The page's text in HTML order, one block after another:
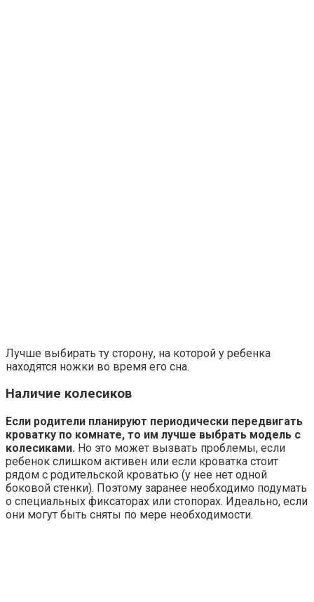
Лучше выбирать ту сторону, на которой у ребенка
находятся ножки во время его сна.
Наличие колесиков
Если родители планируют периодически передвигать
кроватку по комнате, то им лучше выбрать модель с
колесиками. Но это может вызвать проблемы, если
ребенок слишком активен или если кроватка стоит
рядом с родительской кроватью (у нее нет одной
боковой стенки). Поэтому заранее необходимо подумать
о специальных фиксаторах или стопорах. Идеально, если
они могут быть сняты по мере необходимости.